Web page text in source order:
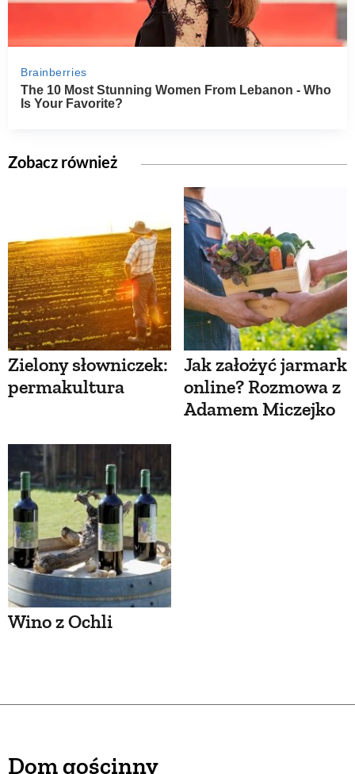
Zobacz również
Zielony słowniczek:
permakultura
Jak założyć jarmark
online? Rozmowa z
Adamem Miczejko
Wino z Ochli
Dom gościnny